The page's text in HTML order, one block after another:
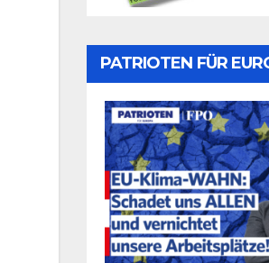
PATRIOTEN FÜR